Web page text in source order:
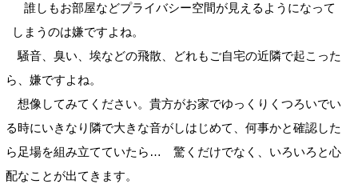
誰しもお部屋などプライバシー空間が見えるようになって
しまうのは嫌ですよね。
騒音、臭い、埃などの飛散、どれもご自宅の近隣で起こった
ら、嫌ですよね。
想像してみてください。貴方がお家でゆっくりくつろいでい
る時にいきなり隣で大きな音がしはじめて、何事かと確認した
ら足場を組み立てていたら… 驚くだけでなく、いろいろと心
配なことが出てきます。